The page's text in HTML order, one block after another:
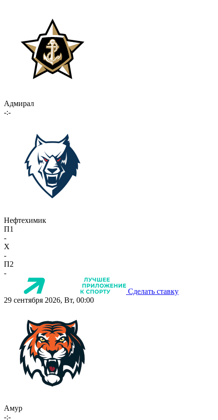
Адмирал
-:-
Нефтехимик
П1
-
X
-
П2
-
Сделать ставку
29 сентября 2026, Вт, 00:00
Амур
-:-